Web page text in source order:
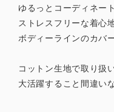
ゆるっとコーディネー
ストレスフリーな着心
ボディーラインのカバ
コットン生地で取り扱
大活躍すること間違い